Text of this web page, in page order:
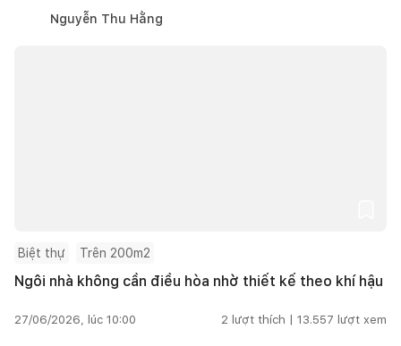
Nguyễn Thu Hằng
Biệt thự Trên 200m2
Ngôi nhà không cần điều hòa nhờ thiết kế theo khí hậu
27/06/2026, lúc 10:00 2 lượt thích | 13.557 lượt xem